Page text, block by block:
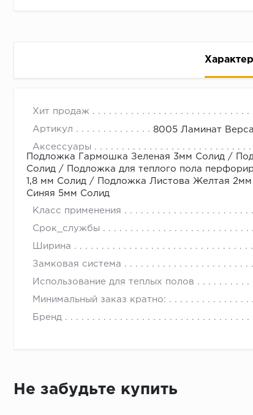
Хит продаж
Артикул 8005 Ламинат
Аксессуары
Подложка Гармошка Зеленая 3мм Солид /
Солид /
Подложка для теплого пола
1,8 мм Солид / Подложка Листова Желтая
Синяя 5мм Солид
Класс применения
Срок_службы
Ширина
Замковая система
Использование для теплых полов
Минимальный заказ кратно:
Бренд
Класс износостойкости 33 класс
Наличие фаски Есть
Обработка замка восковая пропитка
Подогрев пола до 27°С
Размер доски 1200х400 мм
Страна Китай
Тип соединения ar-click
Не забудьте купить